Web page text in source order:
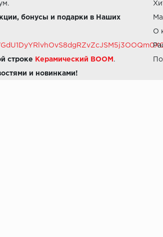
бонусы и подарки в Наших
строке Керамический BOOM .
и новинками!
О